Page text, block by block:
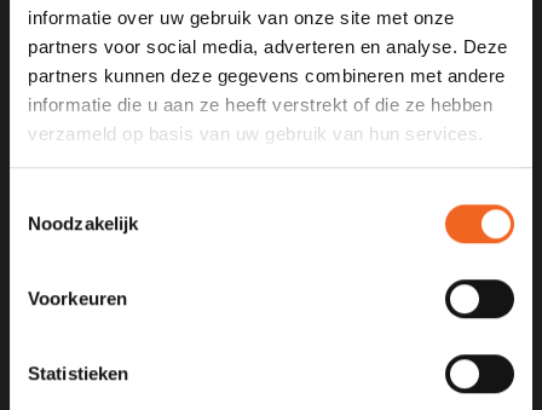
informatie over uw gebruik van onze site met onze
partners voor social media, adverteren en analyse. Deze
partners kunnen deze gegevens combineren met andere
informatie die u aan ze heeft verstrekt of die ze hebben
verzameld op basis van uw gebruik van hun services.
Noodzakelijk
Voorkeuren
Statistieken
SCHRIJF JE IN VOOR ONZE
NIEUWSBRIEF